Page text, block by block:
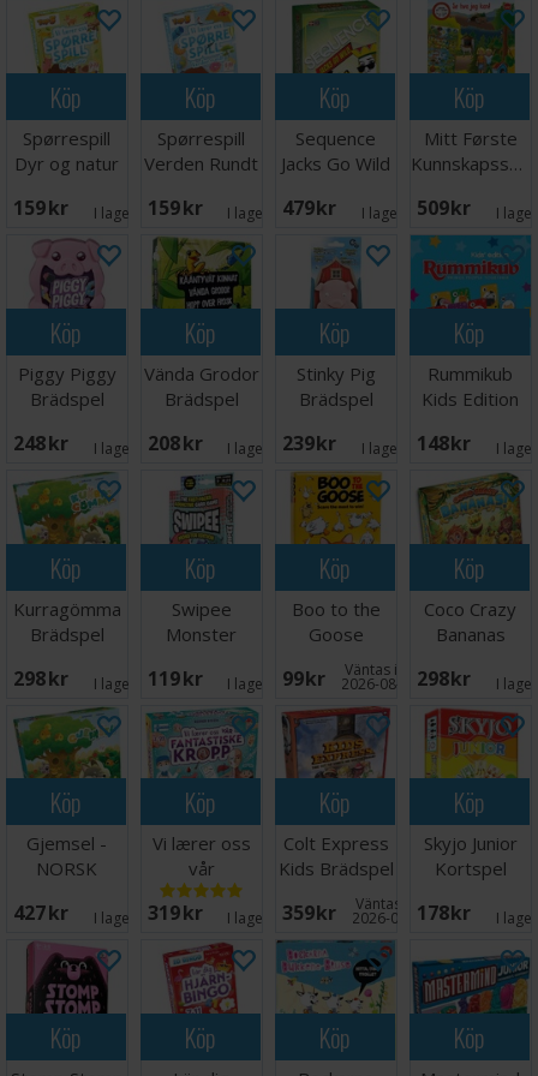
Köp
Spørrespill
Dyr og natur
159 SEK I lager:
Köp
Spørrespill
Verden Rundt
159 SEK I lager: 5
Köp
Sequence
Jacks Go Wild
479 SEK I lager: 5
Köp
Mitt Første
Kunnskapsspill
509 SEK I
Köp
Piggy Piggy
Brädspel
248 SEK I lager: 6
Köp
Vända Grodor
Brädspel
208 SEK I lager: 5
Köp
Stinky Pig
Brädspel
239 SEK I lager:
Köp
Rummikub
Kids Edition
148 SEK I
Köp
Kurragömma
Brädspel
298 SEK I lager:
Köp
Swipee
Monster
Kortspel
119 SEK I lager: 9
Köp
Boo to the
Goose
Kortspel
99 SEK Väntas in:
2026-08-15
Köp
Coco Crazy
Bananas
298 SEK I
Köp
Gjemsel -
NORSK
427 SEK I lager: 2
Köp
Vi lærer oss
vår
fantastiske
kropp
319 SEK I lager: 4
Köp
Colt Express
Kids Brädspel
359 SEK Väntas in:
2026-09-30
Köp
Skyjo Junior
Kortspel
178 SEK I
Köp Köp Köp Köp